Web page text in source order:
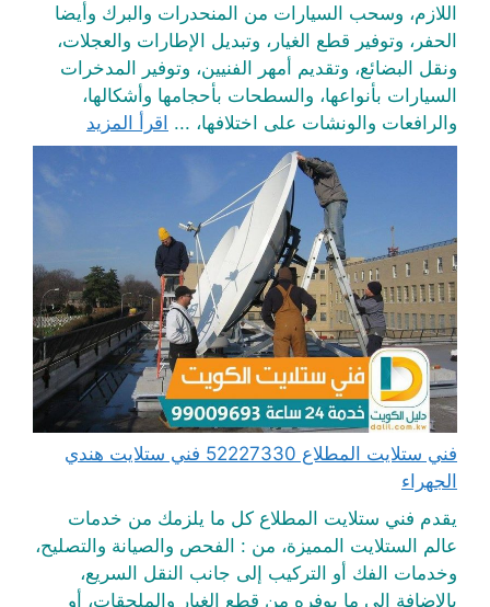
اللازم، وسحب السيارات من المنحدرات والبرك وأيضا
الحفر، وتوفير قطع الغيار، وتبديل الإطارات والعجلات،
ونقل البضائع، وتقديم أمهر الفنيين، وتوفير المدخرات
السيارات بأنواعها، والسطحات بأحجامها وأشكالها،
والرافعات والونشات على اختلافها، ... اقرأ المزيد
فني ستلايت المطلاع 52227330 فني ستلايت هندي
الجهراء
يقدم فني ستلايت المطلاع كل ما يلزمك من خدمات
عالم الستلايت المميزة، من : الفحص والصيانة والتصليح،
وخدمات الفك أو التركيب إلى جانب النقل السريع،
بالإضافة إلى ما يوفره من قطع الغيار والملحقات، أو